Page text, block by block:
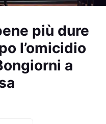
più dure
l’omicidio
a